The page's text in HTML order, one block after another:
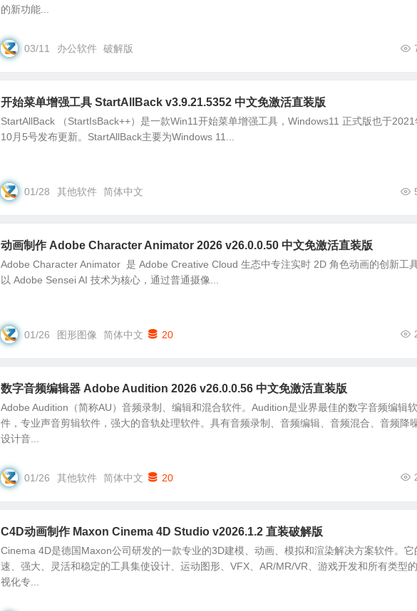
的新功能...
03/11 办公软件 破解版
开始菜单增强工具 StartAllBack v3.9.21.5352 中文免激活直装版
StartAllBack （StartIsBack++）是一款Win11开始菜单增强工具，Windows11 正式版也于2021
10月5号发布更新。StartAllBack主要为Windows 11...
01/28 其他软件 简体中文
动画制作 Adobe Character Animator 2026 v26.0.0.50 中文免激活直装版
Adobe Character Animator 是 Adobe Creative Cloud 生态中专注实时 2D 角色动画的创新工具
以 Adobe Sensei AI 技术为核心，通过普通摄像...
01/26 图形图像 简体中文 20
数字音频编辑器 Adobe Audition 2026 v26.0.0.56 中文免激活直装版
Adobe Audition（简称AU）音频录制、编辑和混合软件。Audition是业界最佳的数字音频编辑软
件，专业声音剪辑软件，强大的音轨处理软件。具有音频录制、音频编辑、音频混合、音频降噪
设计音...
01/26 其他软件 简体中文 20
C4D动画制作 Maxon Cinema 4D Studio v2026.1.2 直装破解版
Cinema 4D是德国Maxon公司研发的一款专业的3D建模、动画、模拟和渲染解决方案软件。它
速、强大、灵活和稳定的工具集使设计、运动图形、VFX、AR/MR/VR、游戏开发和所有类型
视化专...